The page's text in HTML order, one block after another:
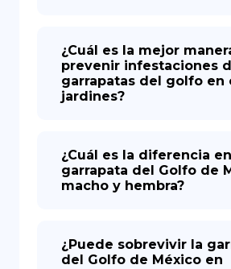
¿Cuál es la mejor
prevenir infestaciones
garrapatas del golfo en
jardines?
¿Cuál es la diferencia
garrapata del Golfo de
macho y hembra?
¿Puede sobrevivir la
del Golfo de México en